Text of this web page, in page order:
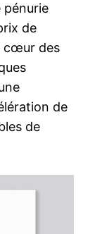
pénurie
de
cœur des
de
de